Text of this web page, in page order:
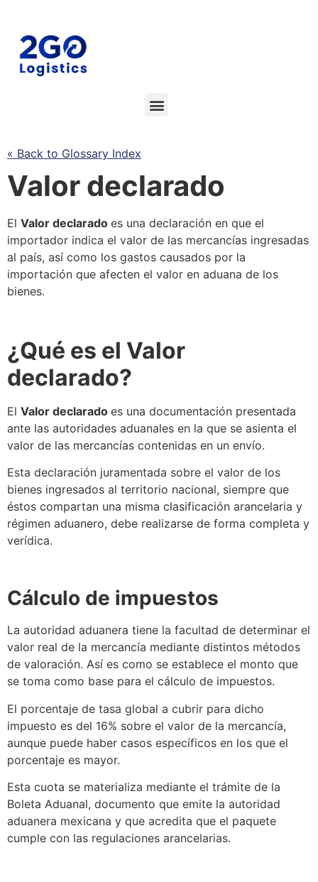
« Back to Glossary Index
Valor declarado
El Valor declarado es una declaración en que el
importador indica el valor de las mercancías ingresadas
al país, así como los gastos causados por la
importación que afecten el valor en aduana de los
bienes.
¿Qué es el Valor
declarado?
El Valor declarado es una documentación presentada
ante las autoridades aduanales en la que se asienta el
valor de las mercancías contenidas en un envío.
Esta declaración juramentada sobre el valor de los
bienes ingresados al territorio nacional, siempre que
éstos compartan una misma clasificación arancelaria y
régimen aduanero, debe realizarse de forma completa y
verídica.
Cálculo de impuestos
La autoridad aduanera tiene la facultad de determinar el
valor real de la mercancía mediante distintos métodos
de valoración. Así es como se establece el monto que
se toma como base para el cálculo de impuestos.
El porcentaje de tasa global a cubrir para dicho
impuesto es del 16% sobre el valor de la mercancía,
aunque puede haber casos específicos en los que el
porcentaje es mayor.
Esta cuota se materializa mediante el trámite de la
Boleta Aduanal, documento que emite la autoridad
aduanera mexicana y que acredita que el paquete
cumple con las regulaciones arancelarias.